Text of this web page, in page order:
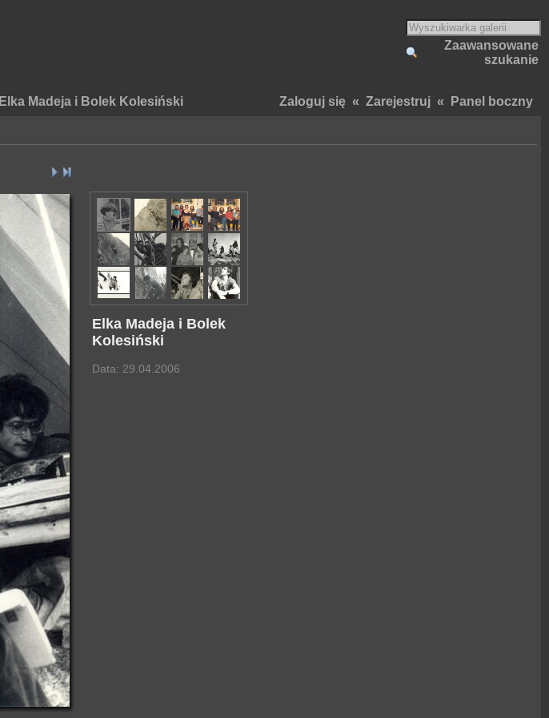
Zaawansowane
szukanie
Zaloguj się « Zarejestruj « Panel boczny
Elka Madeja i Bolek Kolesiński
Elka Madeja i Bolek
Kolesiński
Data: 29.04.2006